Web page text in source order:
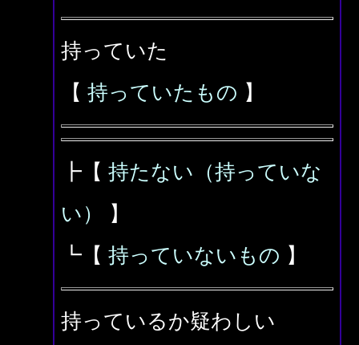
持っていた
【 持っていたもの 】
┣【 持たない（持っていな
い）
】
┗【 持っていないもの 】
持っているか疑わしい